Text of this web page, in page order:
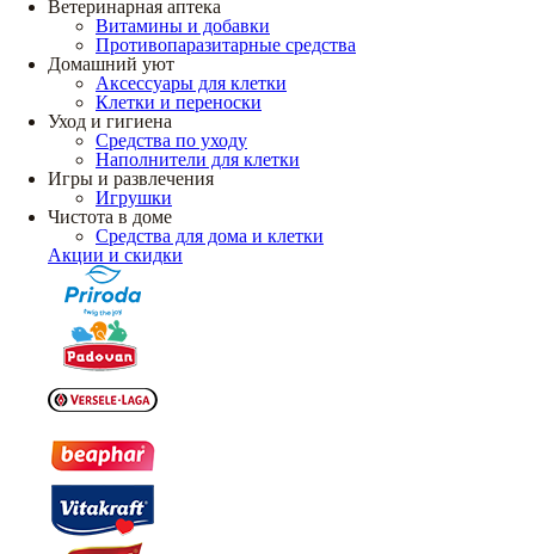
Ветеринарная аптека
Витамины и добавки
Противопаразитарные средства
Домашний уют
Аксессуары для клетки
Клетки и переноски
Уход и гигиена
Средства по уходу
Наполнители для клетки
Игры и развлечения
Игрушки
Чистота в доме
Средства для дома и клетки
Акции и скидки